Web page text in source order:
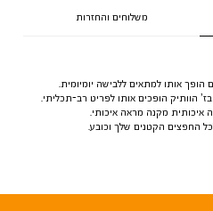
משלוחים והחזרות
הופך אותו למתאים ללבישה יומיומית.
הוותיק הופכים אותו לפריט רב-תכליתי.
איכותית מקנה מראה איכותי.
החפצים הקטנים שלך וכובע.